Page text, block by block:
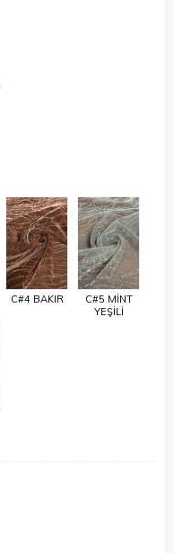
C#4 BAKIR
C#5 MİNT
YEŞİLİ